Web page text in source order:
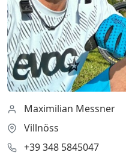
Maximilian Messner
Villnöss
+39 348 5845047